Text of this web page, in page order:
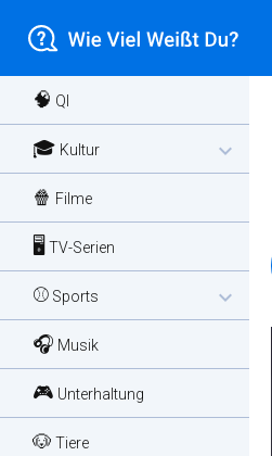
🧠 QI
🎓 Kultur expand_more
🍿 Filme
🖥️ TV-Serien
⚾ Sports expand_more
🎧 Musik
🎮 Unterhaltung
🐶 Tiere